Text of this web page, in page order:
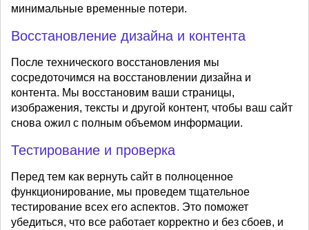
минимальные временные потери.
Восстановление дизайна и контента
После технического восстановления мы
сосредоточимся на восстановлении дизайна и
контента. Мы восстановим ваши страницы,
изображения, тексты и другой контент, чтобы ваш сайт
снова ожил с полным объемом информации.
Тестирование и проверка
Перед тем как вернуть сайт в полноценное
функционирование, мы проведем тщательное
тестирование всех его аспектов. Это поможет
убедиться, что все работает корректно и без сбоев, и